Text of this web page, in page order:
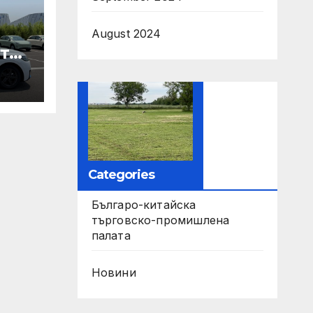
August 2024
Categories
Българо-китайска
търговско-промишлена
палата
Новини